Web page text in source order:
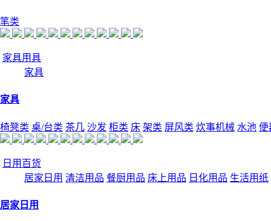
笔类
家具用具
家具
家具
椅凳类 桌/台类 茶几 沙发 柜类 床 架类 屏风类 炊事机械 水池 便
日用百货
居家日用 清洁用品 餐厨用品 床上用品 日化用品 生活用纸
居家日用